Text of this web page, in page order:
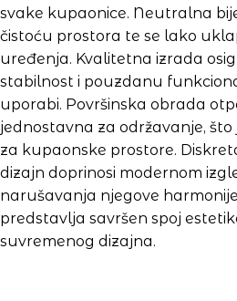
svake kupaonice. Neutralna
čistoću prostora te se lako
uređenja. Kvalitetna izrada
stabilnost i pouzdanu
uporabi. Površinska obrada
jednostavna za održavanje, što
za kupaonske prostore.
dizajn doprinosi modernom
narušavanja njegove
predstavlja savršen spoj
suvremenog dizajna.